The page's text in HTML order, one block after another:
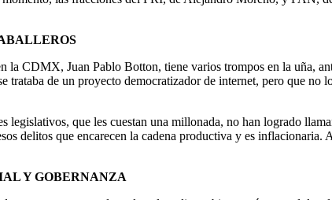
CDMX, Juan Pablo Botton, tiene varios trompos en la uña,
de un proyecto democratizador de internet, pero que no
que les cuestan una millonada, no han logrado
delitos que encarecen la cadena productiva y es inflacionaria.
Y GOBERNANZA